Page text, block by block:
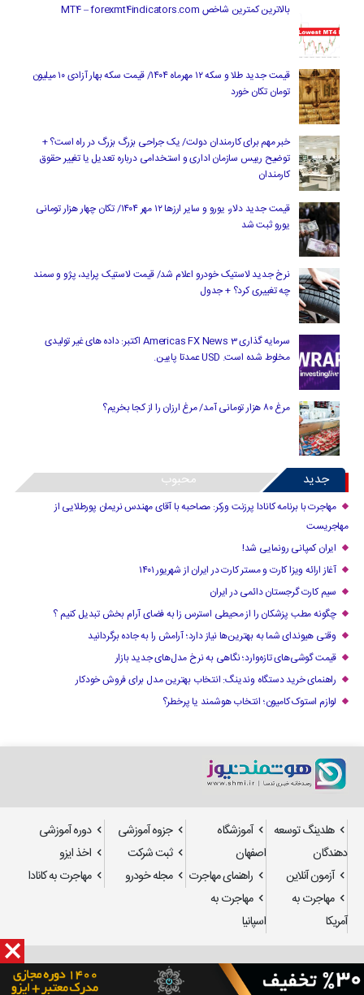
بالاترین کمترین شاخص MT4 – forexmt4indicators.com
قیمت جدید طلا و سکه ۱۲ مهرماه ۱۴۰۴/ قیمت سکه بهار آزادی ۱۰ میلیون
تومان تکان خورد
خبر مهم برای کارمندان دولت/ یک جراحی بزرگ بزرگ در راه است؟ +
توضیح رییس سازمان اداری و استخدامی درباره تعدیل یا تغییر حقوق
کارمندان
قیمت جدید دلار، یورو و سایر ارزها ۱۲ مهر ۱۴۰۴/ تکان چهار هزار تومانی
یورو ثبت شد
نرخ جدید لاستیک خودرو اعلام شد/ قیمت لاستیک پراید، پژو و سمند
چه تغییری کرد؟ + جدول
سرمایه گذاری Americas FX News 3 اکتبر: داده های غیر تولیدی
مخلوط شده است. USD عمدتا پایین.
مرغ ۸۰ هزار تومانی آمد/ مرغ ارزان را از کجا بخریم؟
جدید محبوب
مهاجرت با برنامه کانادا پرزنت ورکر: مصاحبه با آقای مهندس نریمان پورطلایی از
مهاجریست
ایران کمپانی رونمایی شد!
آغاز ارائه ویزا کارت و مستر کارت در ایران از شهریور ۱۴۰۱
سیم کارت گرجستان دائمی در ایران
چگونه مطب پزشکان را از محیطی استرس زا به فضای آرام بخش تبدیل کنیم ؟
وقتی هیوندای شما به بهترین‌ها نیاز دارد؛ آرامش را به جاده برگردانید
قیمت گوشی‌های تازه‌وارد؛ نگاهی به نرخ مدل‌های جدید بازار
راهنمای خرید دستگاه وندینگ: انتخاب بهترین مدل برای فروش خودکار
لوازم استوک کامیون؛ انتخاب هوشمند یا پرخطر؟
هلدینگ توسعه
دهندگان
آموزشگاه
اصفهان
جزوه آموزشی
دوره آموزشی
ثبت شرکت
اخذ ایزو
آزمون آنلاین
راهنمای مهاجرت مجله خودرو
مهاجرت به کانادا
مهاجرت به
آمریکا
مهاجرت به
اسپانیا